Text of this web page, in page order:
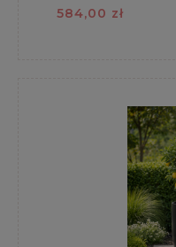
584,00 zł